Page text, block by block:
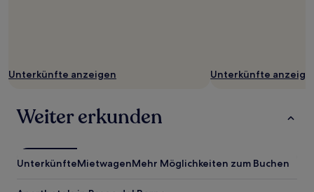
Unterkünfte anzeigen Unterkünfte
Weiter erkunden
UnterkünfteMietwagenMehr Möglichkeiten zum Buchen